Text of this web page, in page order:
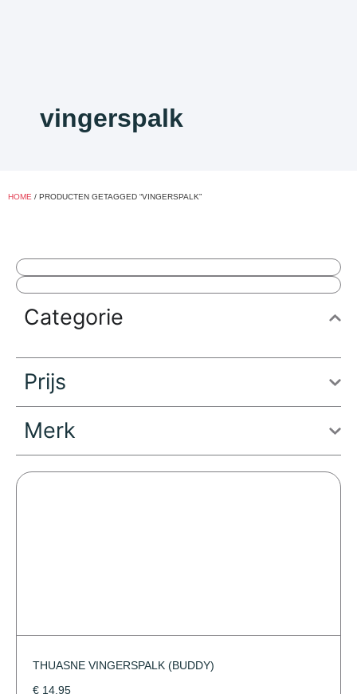
vingerspalk
HOME / PRODUCTEN GETAGGED “VINGERSPALK”
Categorie
Prijs
Merk
THUASNE VINGERSPALK (BUDDY)
€ 14,95